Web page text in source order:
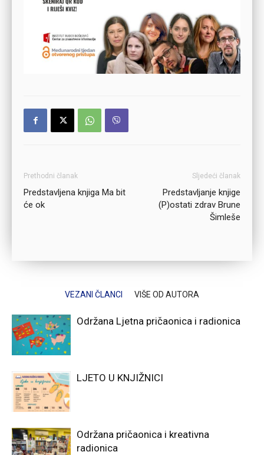
Prethodni članak
Predstavljena knjiga Ma bit
će ok
Sljedeći članak
Predstavljanje knjige
(P)ostati zdrav Brune
Šimleše
VEZANI ČLANCI VIŠE OD AUTORA
Održana Ljetna pričaonica i radionica
LJETO U KNJIŽNICI
Održana pričaonica i kreativna
radionica